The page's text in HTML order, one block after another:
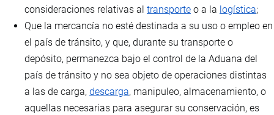
consideraciones relativas al transporte o a la logística;
Que la mercancía no esté destinada a su uso o empleo en
el país de tránsito, y que, durante su transporte o
depósito, permanezca bajo el control de la Aduana del
país de tránsito y no sea objeto de operaciones distintas
a las de carga, descarga, manipuleo, almacenamiento, o
aquellas necesarias para asegurar su conservación, es